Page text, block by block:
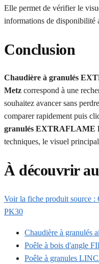
Elle permet de vérifier le
informations de disponibilité
Conclusion
Chaudière à granulés
Metz correspond à une
souhaitez avancer sans
comparer rapidement puis
granulés EXTRAFLAME
techniques, le visuel
À découvrir
Voir la fiche produit source
PK30
Chaudière à granulés
Poêle à bois d'angle
Poêle à granules